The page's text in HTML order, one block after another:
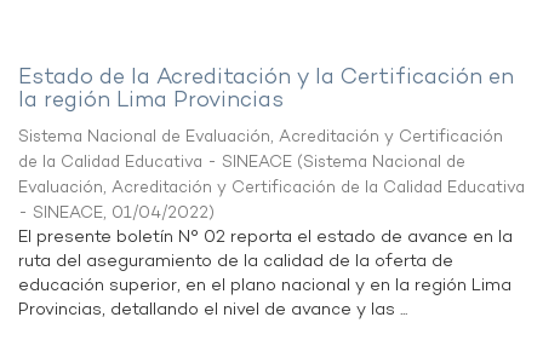
Estado de la Acreditación y la Certificación en
la región Lima Provincias
Sistema Nacional de Evaluación, Acreditación y Certificación
de la Calidad Educativa - SINEACE (Sistema Nacional de
Evaluación, Acreditación y Certificación de la Calidad Educativa
- SINEACE, 01/04/2022)
El presente boletín N° 02 reporta el estado de avance en la
ruta del aseguramiento de la calidad de la oferta de
educación superior, en el plano nacional y en la región Lima
Provincias, detallando el nivel de avance y las ...